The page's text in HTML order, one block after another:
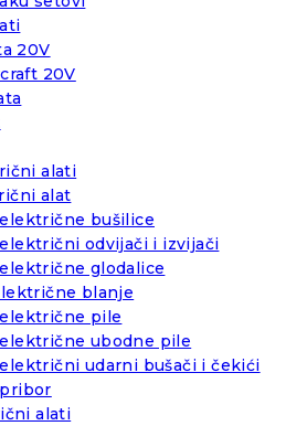
20V
20V
alati
alat
električne bušilice
električni odvijači i izvijači
električne glodalice
blanje
električne pile
električne ubodne pile
električni udarni bušači i čekići
alati